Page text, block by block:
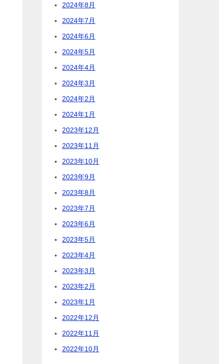
2024年8月
2024年7月
2024年6月
2024年5月
2024年4月
2024年3月
2024年2月
2024年1月
2023年12月
2023年11月
2023年10月
2023年9月
2023年8月
2023年7月
2023年6月
2023年5月
2023年4月
2023年3月
2023年2月
2023年1月
2022年12月
2022年11月
2022年10月